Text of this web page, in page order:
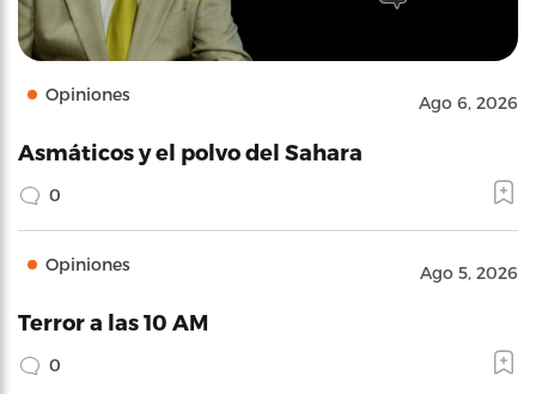
Opiniones Ago 6, 2026
Asmáticos y el polvo del Sahara
0
Opiniones Ago 5, 2026
Terror a las 10 AM
0